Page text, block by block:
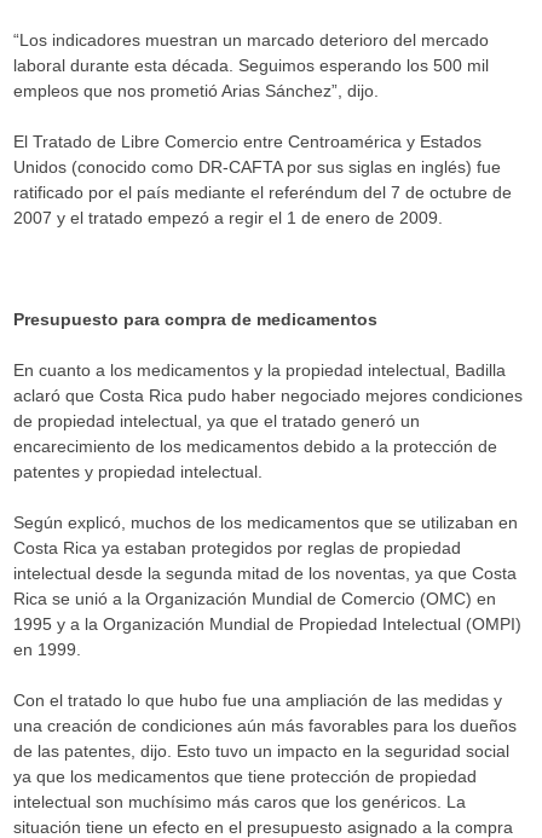
“Los indicadores muestran un marcado deterioro del mercado
laboral durante esta década. Seguimos esperando los 500 mil
empleos que nos prometió Arias Sánchez”, dijo.
El Tratado de Libre Comercio entre Centroamérica y Estados
Unidos (conocido como DR-CAFTA por sus siglas en inglés) fue
ratificado por el país mediante el referéndum del 7 de octubre de
2007 y el tratado empezó a regir el 1 de enero de 2009.
Presupuesto para compra de medicamentos
En cuanto a los medicamentos y la propiedad intelectual, Badilla
aclaró que Costa Rica pudo haber negociado mejores condiciones
de propiedad intelectual, ya que el tratado generó un
encarecimiento de los medicamentos debido a la protección de
patentes y propiedad intelectual.
Según explicó, muchos de los medicamentos que se utilizaban en
Costa Rica ya estaban protegidos por reglas de propiedad
intelectual desde la segunda mitad de los noventas, ya que Costa
Rica se unió a la Organización Mundial de Comercio (OMC) en
1995 y a la Organización Mundial de Propiedad Intelectual (OMPI)
en 1999.
Con el tratado lo que hubo fue una ampliación de las medidas y
una creación de condiciones aún más favorables para los dueños
de las patentes, dijo. Esto tuvo un impacto en la seguridad social
ya que los medicamentos que tiene protección de propiedad
intelectual son muchísimo más caros que los genéricos. La
situación tiene un efecto en el presupuesto asignado a la compra